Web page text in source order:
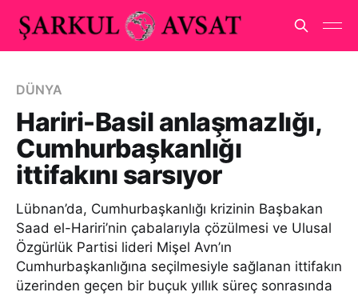
DÜNYA
Hariri-Basil anlaşmazlığı,
Cumhurbaşkanlığı
ittifakını sarsıyor
Lübnan’da, Cumhurbaşkanlığı krizinin Başbakan
Saad el-Hariri’nin çabalarıyla çözülmesi ve Ulusal
Özgürlük Partisi lideri Mişel Avn’ın
Cumhurbaşkanlığına seçilmesiyle sağlanan ittifakın
üzerinden geçen bir buçuk yıllık süreç sonrasında